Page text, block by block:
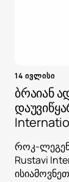
14 ივლისი
ბრაიან
როკ-
Rustavi